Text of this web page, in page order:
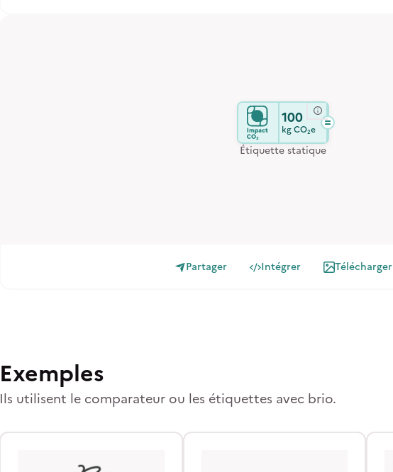
Étiquette statique
100
kgCO₂e
Partager Intégrer Télécharger
Exemples
Ils utilisent le comparateur ou les étiquettes avec brio.